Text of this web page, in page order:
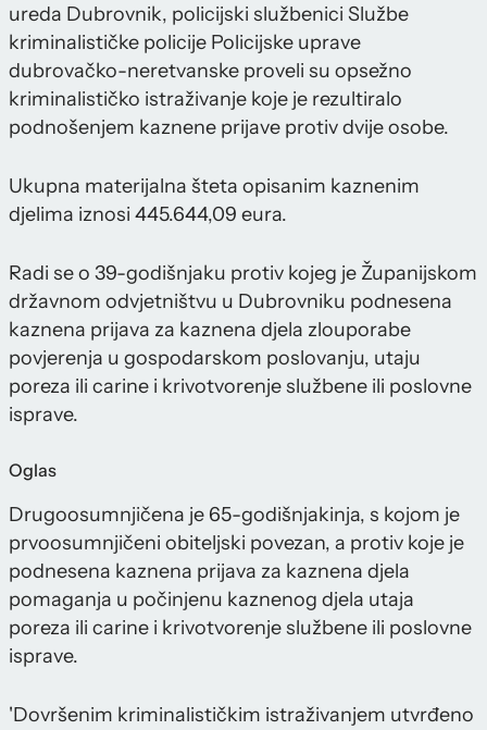
ureda Dubrovnik, policijski službenici Službe
kriminalističke policije Policijske uprave
dubrovačko-neretvanske proveli su opsežno
kriminalističko istraživanje koje je rezultiralo
podnošenjem kaznene prijave protiv dvije osobe.
Ukupna materijalna šteta opisanim kaznenim
djelima iznosi 445.644,09 eura.
Radi se o 39-godišnjaku protiv kojeg je Županijskom
državnom odvjetništvu u Dubrovniku podnesena
kaznena prijava za kaznena djela zlouporabe
povjerenja u gospodarskom poslovanju, utaju
poreza ili carine i krivotvorenje službene ili poslovne
isprave.
Oglas
Drugoosumnjičena je 65-godišnjakinja, s kojom je
prvoosumnjičeni obiteljski povezan, a protiv koje je
podnesena kaznena prijava za kaznena djela
pomaganja u počinjenu kaznenog djela utaja
poreza ili carine i krivotvorenje službene ili poslovne
isprave.
'Dovršenim kriminalističkim istraživanjem utvrđeno